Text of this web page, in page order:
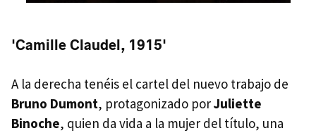
'Camille Claudel, 1915'
A la derecha tenéis el cartel del nuevo trabajo de
Bruno Dumont, protagonizado porJuliette
Binoche, quien da vida a la mujer del título, una